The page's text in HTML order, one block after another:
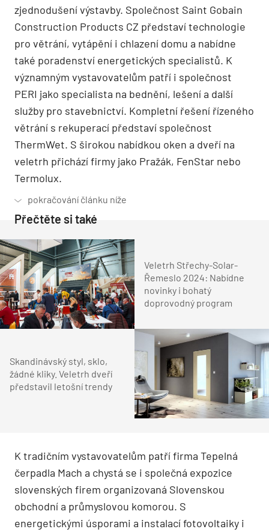
zjednodušení výstavby. Společnost Saint Gobain
Construction Products CZ představí technologie
pro větrání, vytápění i chlazení domu a nabídne
také poradenství energetických specialistů. K
významným vystavovatelům patří i společnost
PERI jako specialista na bednění, lešení a další
služby pro stavebnictví. Kompletní řešení řízeného
větrání s rekuperací představí společnost
ThermWet. S širokou nabídkou oken a dveří na
veletrh přichází firmy jako Pražák, FenStar nebo
Termolux.
Přečtěte si také
Veletrh Střechy-Solar-
Řemeslo 2024: Nabídne
novinky i bohatý
doprovodný program
Skandinávský styl, sklo,
žádné kliky. Veletrh dveří
představil letošní trendy
K tradičním vystavovatelům patří firma Tepelná
čerpadla Mach a chystá se i společná expozice
slovenských firem organizovaná Slovenskou
obchodní a průmyslovou komorou. S
energetickými úsporami a instalací fotovoltaiky i